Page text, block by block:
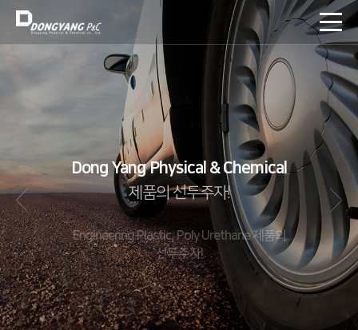
Dong Yang Physical & Chemical
제품의 선두주자!
Engineering Plastic, Poly Urethane 제품의
선두주자!